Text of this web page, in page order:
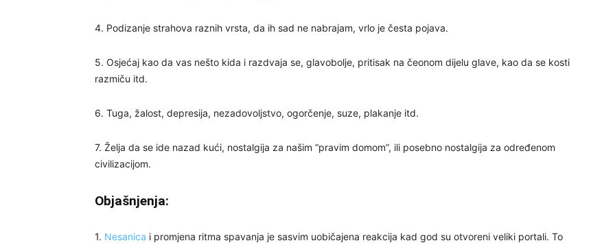
4. Podizanje strahova raznih vrsta, da ih sad ne nabrajam, vrlo je česta pojava.
5. Osjećaj kao da vas nešto kida i razdvaja se, glavobolje, pritisak na čeonom dijelu glave, kao da se kosti
razmiču itd.
6. Tuga, žalost, depresija, nezadovoljstvo, ogorčenje, suze, plakanje itd.
7. Želja da se ide nazad kući, nostalgija za našim “pravim domom”, ili posebno nostalgija za određenom
civilizacijom.
Objašnjenja:
1. Nesanica i promjena ritma spavanja je sasvim uobičajena reakcija kad god su otvoreni veliki portali. To